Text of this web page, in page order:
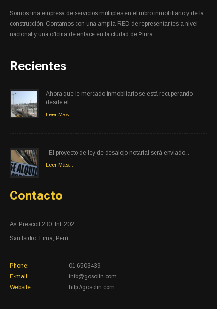
Somos una empresa de servicios múltiples en el rubro inmobiliario y de la
construcción. Contamos con una amplia RED de representantes a nivel
nacional y una oficina de enlace en la ciudad de Piura.
Recientes
Ahora que le mercado inmobiliario se está recuperando
desde el...
Leer Más...
El proyecto de ley de desalojo notarial será enviado...
Leer Más...
Contacto
Av. Prescott 280. Int. 202
San Isidro, Lima, Perú
Phone:
01 6503439
E-mail:
info@gosolin.com
Website:
http://gosolin.com